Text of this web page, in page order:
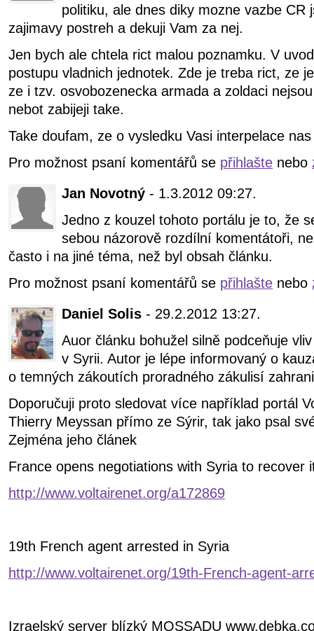
politiku, ale dnes diky mozne vazbe CR
zajimavy postreh a dekuji Vam za nej.
Jen bych ale chtela rict malou poznamku. V
postupu vladnich jednotek. Zde je treba rict, ze
ze i tzv. osvobozenecka armada a zoldaci
nebot zabijeji take.
Take doufam, ze o vysledku Vasi interpelace
Pro možnost psaní komentářů se přihlašte nebo
Jan Novotný - 1.3.2012 09:27.
Jedno z kouzel tohoto portálu je to, že
sebou názorově rozdílní komentátoři,
často i na jiné téma, než byl obsah článku.
Pro možnost psaní komentářů se přihlašte nebo
Daniel Solis - 29.2.2012 13:27.
Auor článku bohužel silně podceňuje
v Syrii. Autor je lépe informovaný o
o temných zákoutích proradného zákulisí
Doporučuji proto sledovat více například portál
Thierry Meyssan přímo ze Sýrir, tak jako psal
Zejména jeho článek
France opens negotiations with Syria to recover
http://www.voltairenet.org/a172869
19th French agent arrested in Syria
http://www.voltairenet.org/19th-French-agent-
Izraelský server blízký MOSSADU